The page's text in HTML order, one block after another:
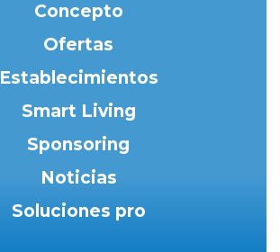
Concepto
Ofertas
Establecimientos
Smart Living
Sponsoring
Noticias
Soluciones pro